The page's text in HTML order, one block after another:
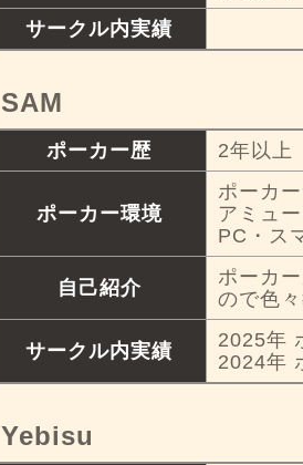
サークル内実績
SAM
ポーカー歴 2年以上
ポーカー環境
ポーカ
アミュ
PC・ス
自己紹介
ポーカ
ので色
サークル内実績
2025年
2024年
Yebisu